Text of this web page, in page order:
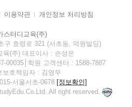
이용약관 개인정보 처리방침
스터디교육(주)
구 효령로 321 (서초동, 덕원빌딩)
육(주) 대표이사 : 손성은
00035│학원 고객센터 : 1588-7887
보호책임자 : 김영무
서울서초-0678 [정보확인]
All right reserved.